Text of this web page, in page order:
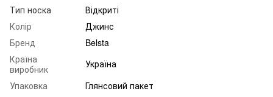
Тип носка
Відкриті
Колір
Джинс
Бренд
Belsta
Країна
виробник
Україна
Упаковка
Глянсовий пакет